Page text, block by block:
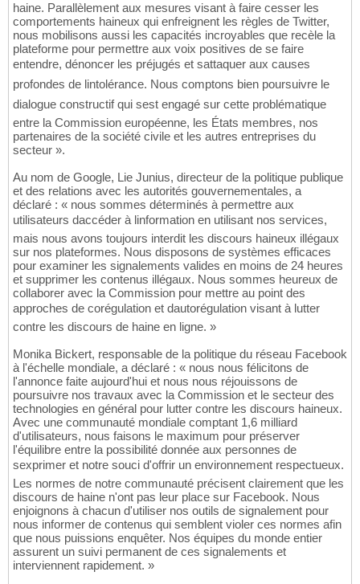
haine. Parallèlement aux mesures visant à faire cesser les
comportements haineux qui enfreignent les règles de Twitter,
nous mobilisons aussi les capacités incroyables que recèle la
plateforme pour permettre aux voix positives de se faire
entendre, dénoncer les préjugés et sattaquer aux causes
profondes de lintolérance. Nous comptons bien poursuivre le
dialogue constructif qui sest engagé sur cette problématique
entre la Commission européenne, les États membres, nos
partenaires de la société civile et les autres entreprises du
secteur ».
Au nom de Google, Lie Junius, directeur de la politique publique
et des relations avec les autorités gouvernementales, a
déclaré : « nous sommes déterminés à permettre aux
utilisateurs daccéder à linformation en utilisant nos services,
mais nous avons toujours interdit les discours haineux illégaux
sur nos plateformes. Nous disposons de systèmes efficaces
pour examiner les signalements valides en moins de 24 heures
et supprimer les contenus illégaux. Nous sommes heureux de
collaborer avec la Commission pour mettre au point des
approches de corégulation et dautorégulation visant à lutter
contre les discours de haine en ligne. »
Monika Bickert, responsable de la politique du réseau Facebook
à l'échelle mondiale, a déclaré : « nous nous félicitons de
l'annonce faite aujourd'hui et nous nous réjouissons de
poursuivre nos travaux avec la Commission et le secteur des
technologies en général pour lutter contre les discours haineux.
Avec une communauté mondiale comptant 1,6 milliard
d'utilisateurs, nous faisons le maximum pour préserver
l'équilibre entre la possibilité donnée aux personnes de
sexprimer et notre souci d'offrir un environnement respectueux.
Les normes de notre communauté précisent clairement que les
discours de haine n'ont pas leur place sur Facebook. Nous
enjoignons à chacun d'utiliser nos outils de signalement pour
nous informer de contenus qui semblent violer ces normes afin
que nous puissions enquêter. Nos équipes du monde entier
assurent un suivi permanent de ces signalements et
interviennent rapidement. »